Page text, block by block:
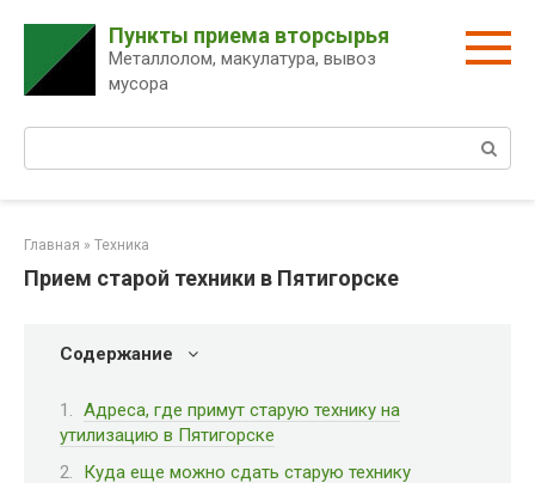
контенту
Пункты приема вторсырья
Металлолом, макулатура, вывоз
мусора
Главная » Техника
Прием старой техники в Пятигорске
Содержание
Адреса, где примут старую технику на
утилизацию в Пятигорске
Куда еще можно сдать старую технику